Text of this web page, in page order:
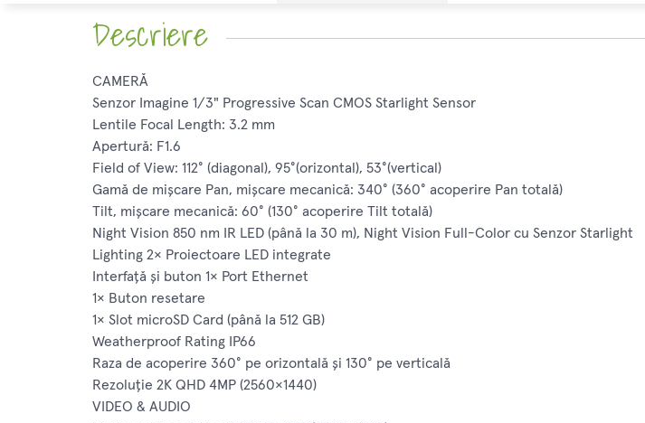
Descriere
CAMERĂ
Senzor Imagine 1/3" Progressive Scan CMOS Starlight Sensor
Lentile Focal Length: 3.2 mm
Apertură: F1.6
Field of View: 112° (diagonal), 95°(orizontal), 53°(vertical)
Gamă de mișcare Pan, mișcare mecanică: 340° (360° acoperire Pan totală)
Tilt, mișcare mecanică: 60° (130° acoperire Tilt totală)
Night Vision 850 nm IR LED (până la 30 m), Night Vision Full-Color cu Senzor Starlight
Lighting 2× Proiectoare LED integrate
Interfață și buton 1× Port Ethernet
1× Buton resetare
1× Slot microSD Card (până la 512 GB)
Weatherproof Rating IP66
Raza de acoperire 360° pe orizontală și 130° pe verticală
Rezoluție 2K QHD 4MP (2560×1440)
VIDEO & AUDIO